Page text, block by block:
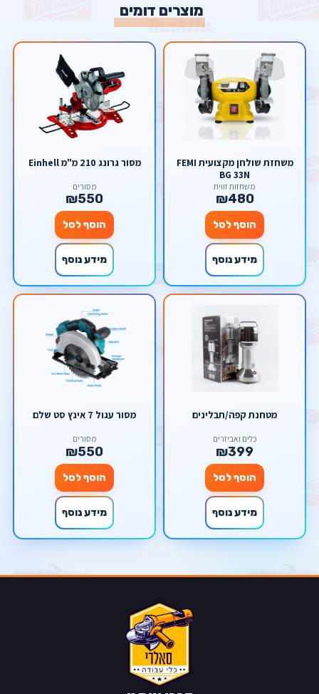
מוצרים דומים
משחזת שולחן מקצועית FEMI
BG 33N
משחזות זווית
₪480
הוסף לסל
מידע נוסף
מסור גרונג 210 מ"מ Einhell
מסורים
₪550
הוסף לסל
מידע נוסף
מטחנת קפה/תבלינים
כלים ואביזרים
₪399
הוסף לסל
מידע נוסף
מסור עגול 7 אינץ סט שלם
מסורים
₪550
הוסף לסל
מידע נוסף